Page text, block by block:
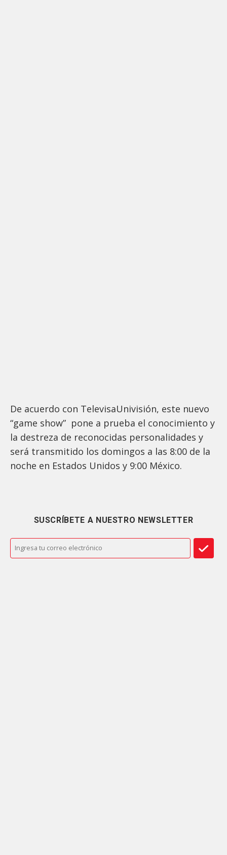
De acuerdo con TelevisaUnivisión, este nuevo
“game show” pone a prueba el conocimiento y
la destreza de reconocidas personalidades y
será transmitido los domingos a las 8:00 de la
noche en Estados Unidos y 9:00 México.
SUSCRÍBETE A NUESTRO NEWSLETTER